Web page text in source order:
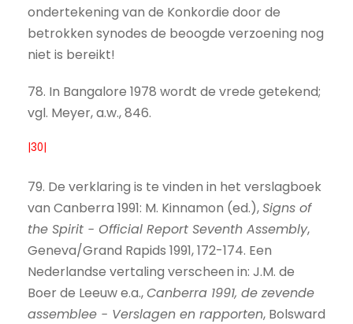
ondertekening van de Konkordie door de
betrokken synodes de beoogde verzoening nog
niet is bereikt!
78. In Bangalore 1978 wordt de vrede getekend;
vgl. Meyer, a.w., 846.
|30|
79. De verklaring is te vinden in het verslagboek
van Canberra 1991: M. Kinnamon (ed.),Signs of
the Spirit − Official Report Seventh Assembly,
Geneva/Grand Rapids 1991, 172-174. Een
Nederlandse vertaling verscheen in: J.M. de
Boer de Leeuw e.a.,Canberra 1991, de zevende
assemblee − Verslagen en rapporten, Bolsward